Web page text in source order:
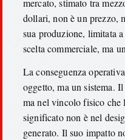
mercato, stimato tra
dollari, non è un prezzo,
sua produzione, limitata
scelta commerciale, ma
La conseguenza
oggetto, ma un sistema.
ma nel vincolo fisico
significato non è nel
generato. Il suo impatto